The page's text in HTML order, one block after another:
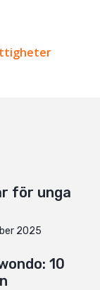
för unga
2025
10